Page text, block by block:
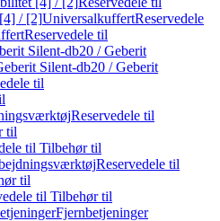
/ [2]UniversalkuffertReservedele
Reservedele til
Silent-db20 / Geberit
Silent-db20 / Geberit
til
Reservedele til
til
til Tilbehør til
Reservedele til
til
til Tilbehør til
Fjernbetjeninger